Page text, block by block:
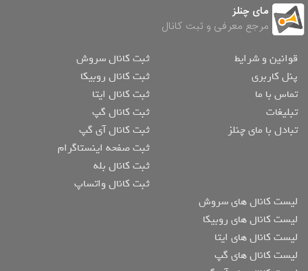
مای چنلز
مرجع معرفی و ثبت کانال
قوانین و شرایط
پنل کاربری
تماس با ما
تبلیغات
تبادل با مای چنلز
ثبت کانال سروش
ثبت کانال روبیکا
ثبت کانال ایتا
ثبت کانال گپ
ثبت کانال آی گپ
ثبت صفحه اینستاگرام
ثبت کانال بله
ثبت کانال واتساپ
لیست کانال های سروش
لیست کانال های روبیکا
لیست کانال های ایتا
لیست کانال های گپ